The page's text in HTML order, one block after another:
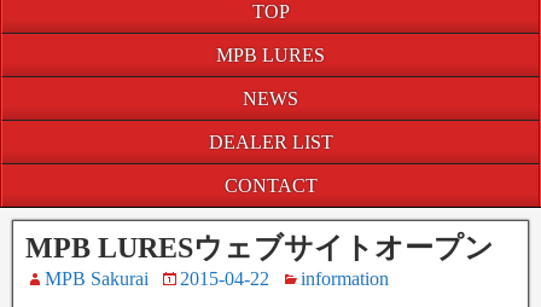
TOP
MPB LURES
NEWS
DEALER LIST
CONTACT
MPB LURESウェブサイトオープン
MPB Sakurai 2015-04-22 information